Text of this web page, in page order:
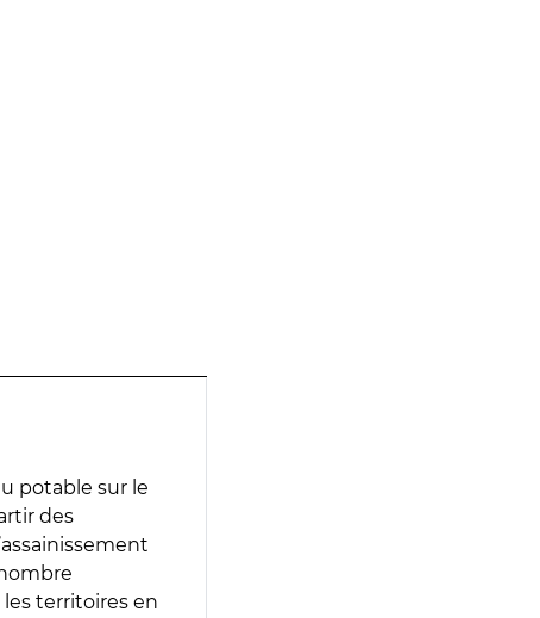
potable sur le
des
les territoires en